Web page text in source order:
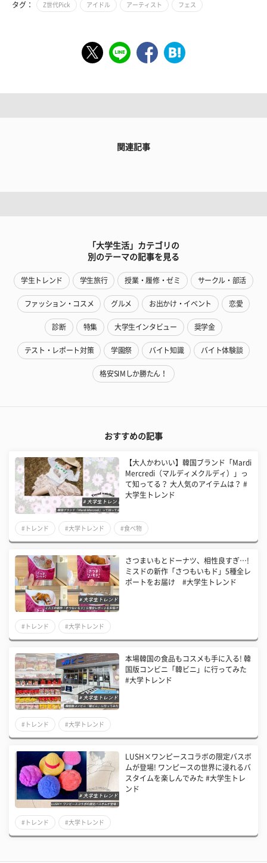
タグ： Z世代Pick アイドル アーティスト フェス
関連記事
「大学生活」カテゴリの
別のテーマの記事を見る
学生トレンド 学生旅行 授業・履修・ゼミ サークル・部活
ファッション・コスメ グルメ お出かけ・イベント 恋愛
診断 特集 大学生インタビュー 奨学金
テスト・レポート対策 学園祭 バイト知識 バイト体験談
格安SIMしか勝たん！
おすすめの記事
【大人かわいい】韓国ブランド「Mardi
Mercredi（マルディメクルディ）」っ
て知ってる？ 大人気のアイテムは？ #
大学生トレンド
#トレンド #大学トレンド #食べ物
さつまいもとドーナツ、相性良すぎ…!
ミスドの新作「さつもいもド」5種全レ
ポートをお届け #大学生トレンド
#トレンド #大学トレンド
本場韓国の食品もコスメも手に入る! 韓
国版コンビニ「韓ビニ」に行ってみた
#大学トレンド
#トレンド #大学トレンド
LUSH×ワンピースコラボの限定バスボ
ムが登場! ワンピースの世界に浸れるバ
スタイムを楽しんでみた #大学生トレ
ンド
#トレンド #大学トレンド